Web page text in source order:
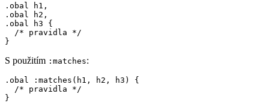
.obal h1,
.obal h2,
.obal h3 {
  /* pravidla */
}
S použitím :matches:
.obal :matches(h1, h2, h3) {
  /* pravidla */
}